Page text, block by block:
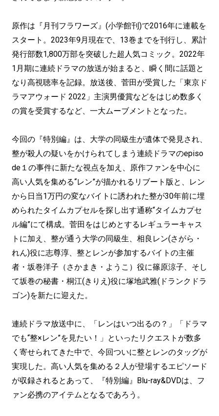
原作は『月刊フラワーズ』(小学館刊)で2016年に連載を
スタート。2023年9月現在で、13巻までを刊行し、累計
発行部数1,800万部を突破した超人気コミック。2022年
1月期に連続ドラマの放送が始まると、瞬く間に話題と
なり高視聴率を記録。放送後、菅田が受賞した「東京ド
ラマアウォード 2022」主演男優賞などをはじめ数多く
の賞を受賞するなど、一大ムーブメントとなった。
今回の『特別編』は、大学の同級生が遺体で発見され、
整が殺人の疑いをかけられてしまう連続ドラマのepiso
de１の事件に新たな視点を加え、原作ファンを中心に
高い人気を集める“レン”が描かれるリブート版と、レン
から日当1万円の変なバイトに誘われた整が30年前に埋
められたタイムカプセルを探し出す通称“タイムカプセ
ル編”にて構成。菅田をはじめとするレギュラーキャス
トに加え、整が通う大学の同級生、相良レン(さがら・
れん)役に志尊淳、整とレンが参加するバイトの主催
者・坂巻洋子（さかまき・ようこ）役に篠原涼子、そし
て坂巻の秘書・桐江(きりえ)役に塚地武雅(ドランクドラ
ゴン)を新たに迎えた。
連続ドラマ放送中に、「レンはいつ出るの？」「ドラマ
でも“整×レン”を見たい！」といったリクエストが数多
く寄せられてきた中で、今回ついに整とレンのタッグが
実現した。高い人気を集める２人が登場するエピソード
が収録されるとあって、『特別編』Blu-ray&DVDは、フ
ァン必携のアイテムとなるであろう。